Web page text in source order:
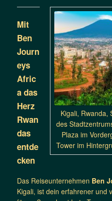
Kigali, Rwanda,
des
Plaza im
Tower im
Mit
Ben
Journ
eys
Afric
a das
Herz
Rwan
das
entde
cken
Das Reiseunternehmen Ben
Kigali, ist dein erfahrener und